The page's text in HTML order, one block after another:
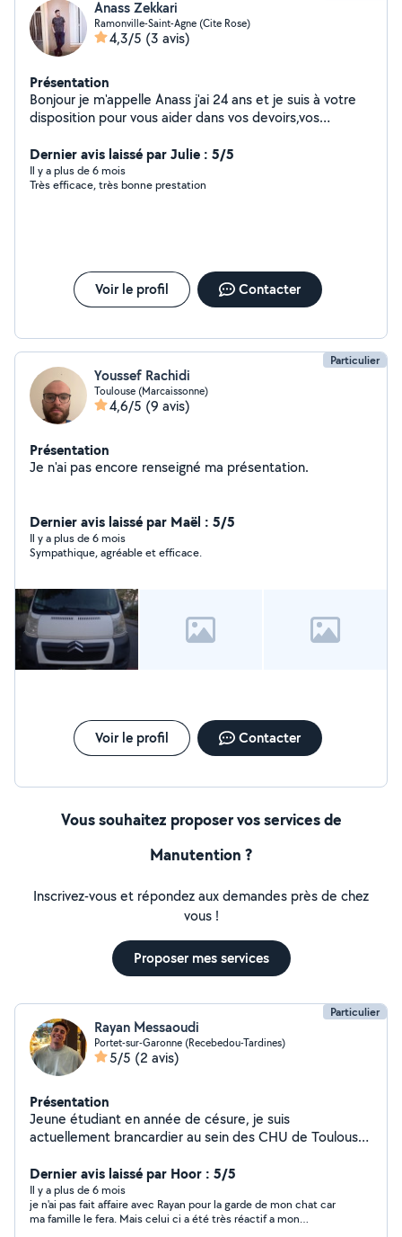
Anass Zekkari
Ramonville-Saint-Agne (Cite Rose)
4,3/5 (3 avis)
Présentation
Bonjour je m'appelle Anass j'ai 24 ans et je suis à votre
disposition pour vous aider dans vos devoirs,vos
besoin d'aide
Dernier avis laissé par Julie : 5/5
Il y a plus de 6 mois
Très efficace, très bonne prestation
Voir le profil Contacter
Particulier
Youssef Rachidi
Toulouse (Marcaissonne)
4,6/5 (9 avis)
Présentation
Je n'ai pas encore renseigné ma présentation.
Dernier avis laissé par Maël : 5/5
Il y a plus de 6 mois
Sympathique, agréable et efficace.
Voir le profil Contacter
Vous souhaitez proposer vos services de
Manutention ?
Inscrivez-vous et répondez aux demandes près de chez
vous !
Proposer mes services
Particulier
Rayan Messaoudi
Portet-sur-Garonne (Recebedou-Tardines)
5/5 (2 avis)
Présentation
Jeune étudiant en année de césure, je suis
actuellement brancardier au sein des CHU de Toulouse
de multiples services si besoin (surtout des
déménagements, des gardes animaux, de la
manutention, soutien scolaire, babysitting...) toujours
dans la joie et la bonne humeur :)
Dernier avis laissé par Hoor : 5/5
Il y a plus de 6 mois
je n'ai pas fait affaire avec Rayan pour la garde de mon chat car
ma famille le fera. Mais celui ci a été très réactif a mon